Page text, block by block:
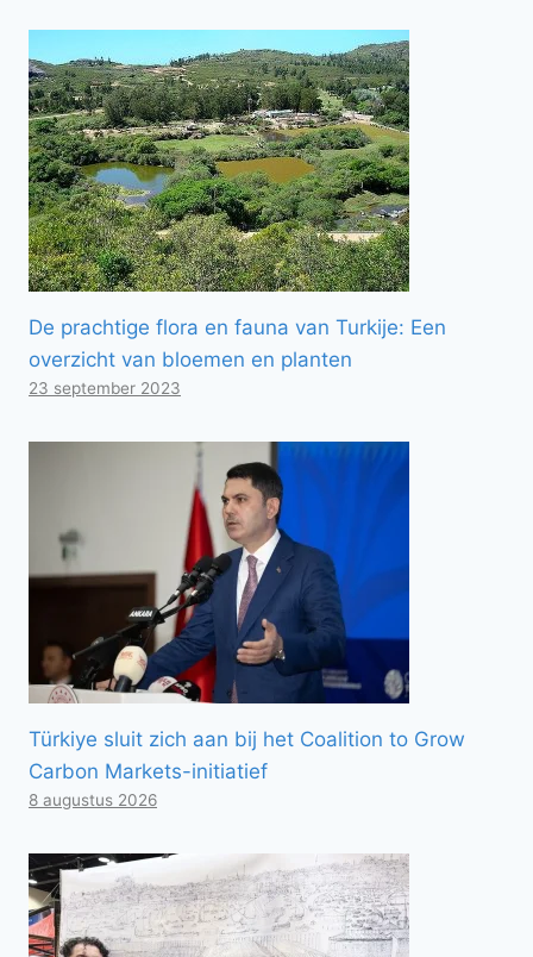
De prachtige flora en fauna van Turkije: Een
overzicht van bloemen en planten
23 september 2023
Türkiye sluit zich aan bij het Coalition to Grow
Carbon Markets-initiatief
8 augustus 2026